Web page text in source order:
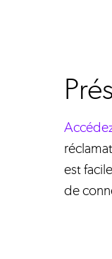
est
de